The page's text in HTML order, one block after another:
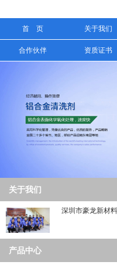
首 页 关于我们
合作伙伴 资质证书
关于我们
深圳市豪龙新材料
产品中心